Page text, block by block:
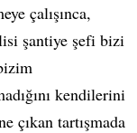
çalışınca,
şantiye şefi bizi
kendilerini
çıkan tartışmada